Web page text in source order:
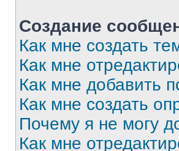
Создание
Как мне создать
Как мне
Как мне добавить
Как мне создать
Почему я не могу
Как мне